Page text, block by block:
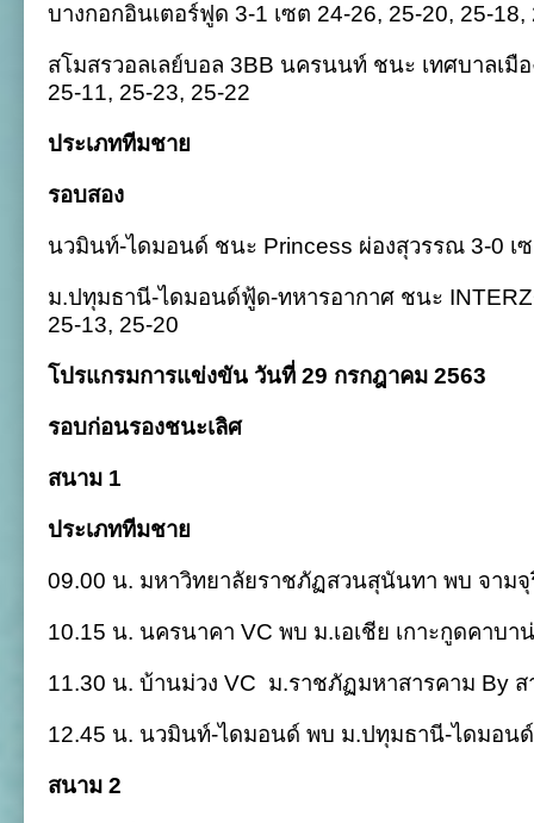
บางกอกอินเตอร์ฟูด 3-1 เซต 24-26, 25-20, 25-18,
สโมสรวอลเลย์บอล 3BB นครนนท์ ชนะ เทศบาลเมื
25-11, 25-23, 25-22
ประเภททีมชาย
รอบสอง
นวมินท์-ไดมอนด์ ชนะ Princess ผ่องสุวรรณ 3-0 เ
ม.ปทุมธานี-ไดมอนด์ฟู้ด-ทหารอากาศ ชนะ
25-13, 25-20
โปรแกรมการแข่งขัน วันที่ 29 กรกฎาคม 2563
รอบก่อนรองชนะเลิศ
สนาม 1
ประเภททีมชาย
09.00 น. มหาวิทยาลัยราชภัฏสวนสุนันทา พบ จามจุ
10.15 น. นครนาคา VC พบ ม.เอเชีย เกาะกูดคาบา
11.30 น. บ้านม่วง VC ม.ราชภัฏมหาสารคาม By
12.45 น. นวมินท์-ไดมอนด์ พบ ม.ปทุมธานี-ไดมอน
สนาม 2